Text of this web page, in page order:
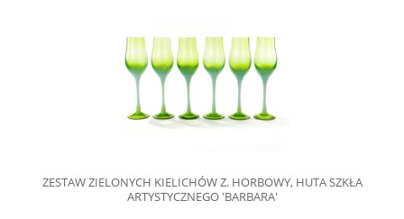
ZESTAW ZIELONYCH KIELICHÓW Z. HORBOWY, HUTA SZKŁA
ARTYSTYCZNEGO 'BARBARA'